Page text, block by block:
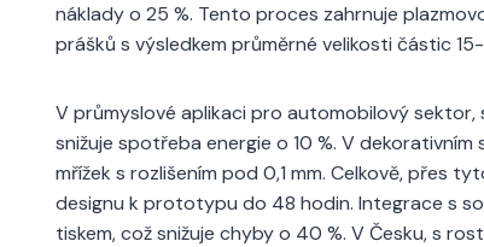
náklady o 25 %. Tento proces zahrnuje
prášků s výsledkem průměrné velikosti částic
V průmyslové aplikaci pro automobilový
snižuje spotřeba energie o 10 %. V
mřížek s rozlišením pod 0,1 mm. Celkově, přes
designu k prototypu do 48 hodin. Integrace s
tiskem, což snižuje chyby o 40 %. V Česku, s